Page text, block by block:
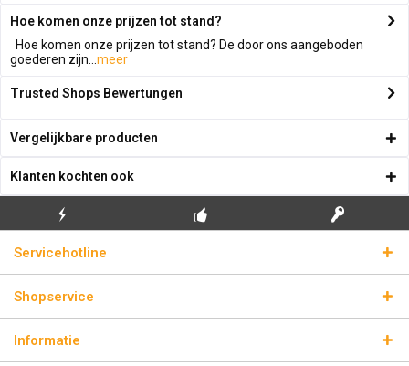
Hoe komen onze prijzen tot stand?
Hoe komen onze prijzen tot stand? De door ons aangeboden
goederen zijn... meer
Trusted Shops Bewertungen
Vergelijkbare producten
Klanten kochten ook
BLIKSEMVERZENDING
LICENTIESLEUTELS
Servicehotline
Shopservice
Informatie